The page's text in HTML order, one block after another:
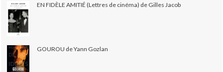
EN FIDÈLE AMITIÉ (Lettres de cinéma) de Gilles Jacob
GOUROU de Yann Gozlan